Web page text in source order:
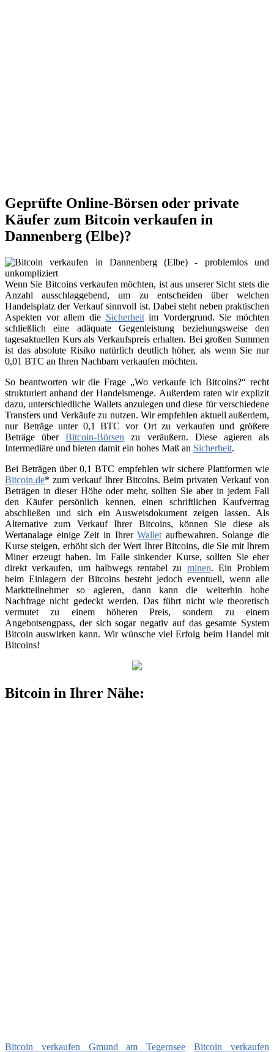
Geprüfte Online-Börsen oder private
Käufer zum Bitcoin verkaufen in
Dannenberg (Elbe)?
Wenn Sie Bitcoins verkaufen möchten, ist aus unserer Sicht stets die
Anzahl ausschlaggebend, um zu entscheiden über welchen
Handelsplatz der Verkauf sinnvoll ist. Dabei steht neben praktischen
Aspekten vor allem die Sicherheitim Vordergrund. Sie möchten
schließlich eine adäquate Gegenleistung beziehungsweise den
tagesaktuellen Kurs als Verkaufspreis erhalten. Bei großen Summen
ist das absolute Risiko natürlich deutlich höher, als wenn Sie nur
0,01 BTC an Ihren Nachbarn verkaufen möchten.
So beantworten wir die Frage „Wo verkaufe ich Bitcoins?“ recht
strukturiert anhand der Handelsmenge. Außerdem raten wir explizit
dazu, unterschiedliche Wallets anzulegen und diese für verschiedene
Transfers und Verkäufe zu nutzen. Wir empfehlen aktuell außerdem,
nur Beträge unter 0,1 BTC vor Ort zu verkaufen und größere
Beträge überBitcoin-Börsen zu veräußern. Diese agieren als
Intermediäre und bieten damit ein hohes Maß an Sicherheit.
Bei Beträgen über 0,1 BTC empfehlen wir sichere Plattformen wie
Bitcoin.de* zum verkauf Ihrer Bitcoins. Beim privaten Verkauf von
Beträgen in dieser Höhe oder mehr, sollten Sie aber in jedem Fall
den Käufer persönlich kennen, einen schriftlichen Kaufvertrag
abschließen und sich ein Ausweisdokument zeigen lassen. Als
Alternative zum Verkauf Ihrer Bitcoins, können Sie diese als
Wertanalage einige Zeit in IhrerWallet aufbewahren. Solange die
Kurse steigen, erhöht sich der Wert Ihrer Bitcoins, die Sie mit Ihrem
Miner erzeugt haben. Im Falle sinkender Kurse, sollten Sie eher
direkt verkaufen, um halbwegs rentabel zu minen. Ein Problem
beim Einlagern der Bitcoins besteht jedoch eventuell, wenn alle
Marktteilnehmer so agieren, dann kann die weiterhin hohe
Nachfrage nicht gedeckt werden. Das führt nicht wie theoretisch
vermutet zu einem höheren Preis, sondern zu einem
Angebotsengpass, der sich sogar negativ auf das gesamte System
Bitcoin auswirken kann. Wir wünsche viel Erfolg beim Handel mit
Bitcoins!
Bitcoin in Ihrer Nähe:
Bitcoin verkaufen Gmund am Tegernsee Bitcoin verkaufen